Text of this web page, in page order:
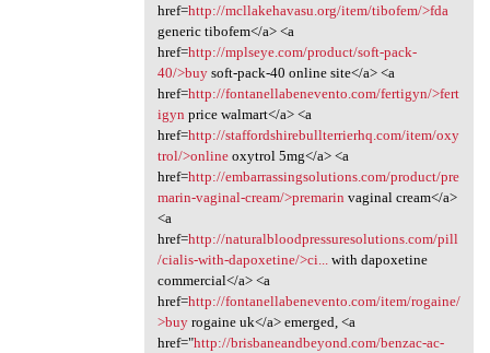
href=http://mcllakehavasu.org/item/tibofem/>fda
generic tibofem</a> <a
href=http://mplseye.com/product/soft-pack-
40/>buysoft-pack-40 online site</a> <a
href=http://fontanellabenevento.com/fertigyn/>fert
igyn price walmart</a> <a
href=http://staffordshirebullterrierhq.com/item/oxy
trol/>onlineoxytrol 5mg</a> <a
href=http://embarrassingsolutions.com/product/pre
marin-vaginal-cream/>premarin vaginal cream</a>
<a
href=http://naturalbloodpressuresolutions.com/pill
/cialis-with-dapoxetine/>ci...with dapoxetine
commercial</a> <a
href=http://fontanellabenevento.com/item/rogaine/
>buyrogaine uk</a> emerged, <a
href="http://brisbaneandbeyond.com/benzac-ac-